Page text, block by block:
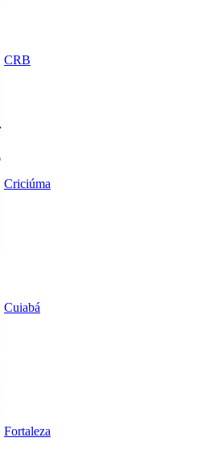
CRB
Criciúma
Cuiabá
Fortaleza